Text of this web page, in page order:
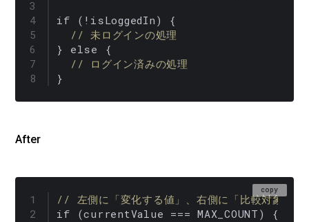
if (!isLoggedIn) {
// 未ログインの処理
} else {
// ログイン済みの処理
}
After
copy
// 左側に「変化する値」、右側に「比較対象」で
if (currentValue === MAX_COUNT) {